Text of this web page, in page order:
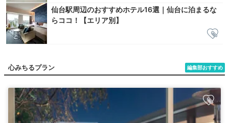
仙台駅周辺のおすすめホテル16選｜仙台に泊まるな
らココ！【エリア別】
編集部おすすめ
心みちるプラン